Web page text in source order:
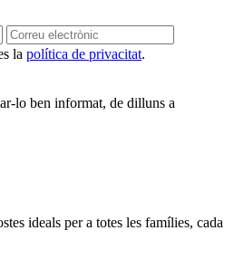
la política de privacitat.
lo ben informat, de dilluns a
ideals per a totes les famílies, cada